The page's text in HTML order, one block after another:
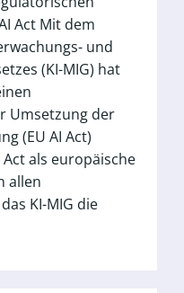
Act Mit dem
und
(KI-MIG) hat
Umsetzung der
(EU AI Act)
als europäische
allen
KI-MIG die